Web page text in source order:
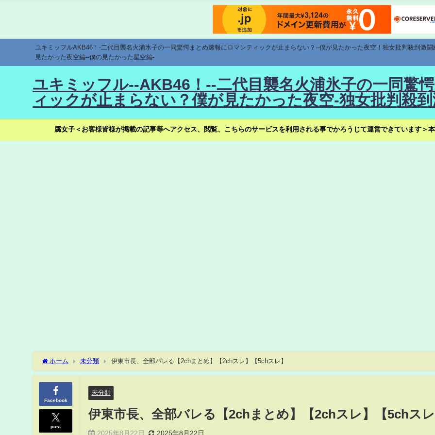
ユキミッフルAKB46！-二代目襲名火浦氷子の一同驚愕まとめ速報にロマンティックが止まらない？--僕が見たかった夜空！独女批判殺到激
見たかった夜空編--僕の見たかった星空編-
ユキミッフル--AKB46！--二代目襲名火浦氷子の一同驚
ィックが止まらない？僕が見たかった夜空-独女批判殺
腐女子＜お客様皆様が掲載の記事等へアクセス、閲覧、こちらのサービスを利用される事でかろうじて運営できています＞
ホーム 未分類 伊東市長、全部バレる【2chまとめ】【2chスレ】【5chスレ】
Facebook
post
未分類
伊東市長、全部バレる【2chまとめ】【2chスレ】【5chス
2025年8月22日 2025年8月22日